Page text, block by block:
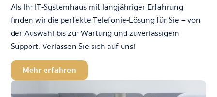
Als Ihr IT-Systemhaus mit langjähriger Erfahrung
finden wir die perfekte Telefonie-Lösung für Sie – von
der Auswahl bis zur Wartung und zuverlässigem
Support. Verlassen Sie sich auf uns!
Mehr erfahren